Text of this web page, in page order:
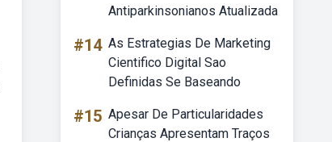
Antiparkinsonianos Atualizada
#14 As Estrategias De Marketing
Cientifico Digital Sao
Definidas Se Baseando
#15 Apesar De Particularidades
Crianças Apresentam Traços